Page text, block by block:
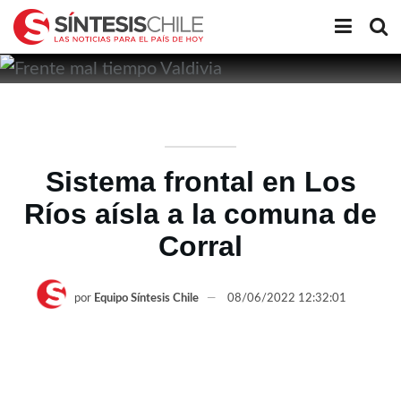
Sistema frontal en Los
Ríos aísla a la comuna de
Corral
por Equipo Síntesis Chile 08/06/2022 12:32:01